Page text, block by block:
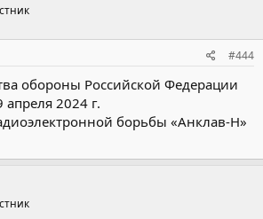
#444
обороны Российской Федерации
2024 г.
борьбы «Анклав-Н»